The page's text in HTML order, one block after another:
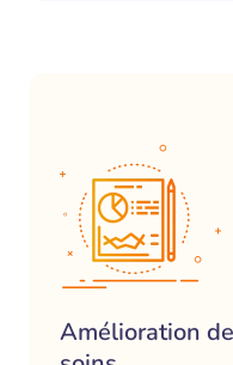
Amélioration